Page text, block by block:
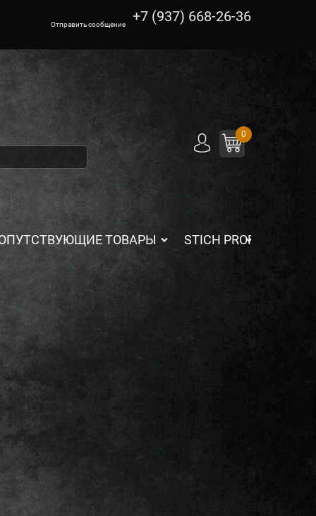
Отправить сообщение +7 (937) 668-26-36
0
ТОВАРЫ STICH PROFI